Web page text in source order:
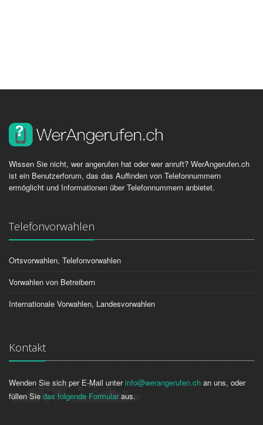
Wissen Sie nicht, wer angerufen hat oder wer anruft? WerAngerufen.ch
ist ein Benutzerforum, das das Auffinden von Telefonnummern
ermöglicht und Informationen über Telefonnummern anbietet.
Telefonvorwahlen
Ortsvorwahlen, Telefonvorwahlen
Vorwahlen von Betreibern
Internationale Vorwahlen, Landesvorwahlen
Kontakt
Wenden Sie sich per E-Mail unterinfo@werangerufen.ch an uns, oder
füllen Sie das folgende Formularaus.